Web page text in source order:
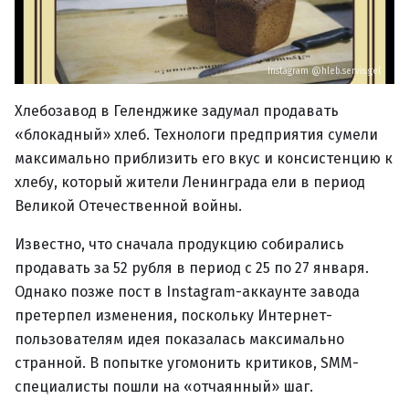
Instagram @hleb.servis.gel
Хлебозавод в Геленджике задумал продавать
«блокадный» хлеб. Технологи предприятия сумели
максимально приблизить его вкус и консистенцию к
хлебу, который жители Ленинграда ели в период
Великой Отечественной войны.
Известно, что сначала продукцию собирались
продавать за 52 рубля в период с 25 по 27 января.
Однако позже пост в Instagram-аккаунте завода
претерпел изменения, поскольку Интернет-
пользователям идея показалась максимально
странной. В попытке угомонить критиков, SMM-
специалисты пошли на «отчаянный» шаг.